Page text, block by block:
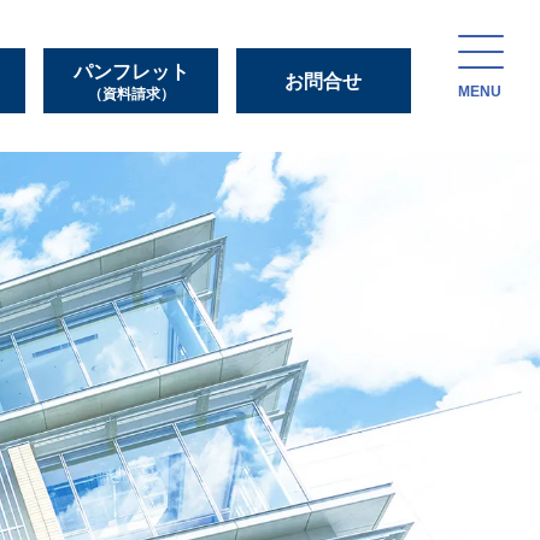
パンフレット
（資料請求）
お問合せ
MENU